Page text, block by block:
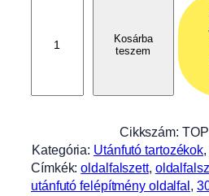
s
z
e
Kosárba
teszem
Cikkszám:
Kategória: Utánfutó tartozékok,
Címkék:oldalfalszett,
utánfutó felépítmény oldalfal,